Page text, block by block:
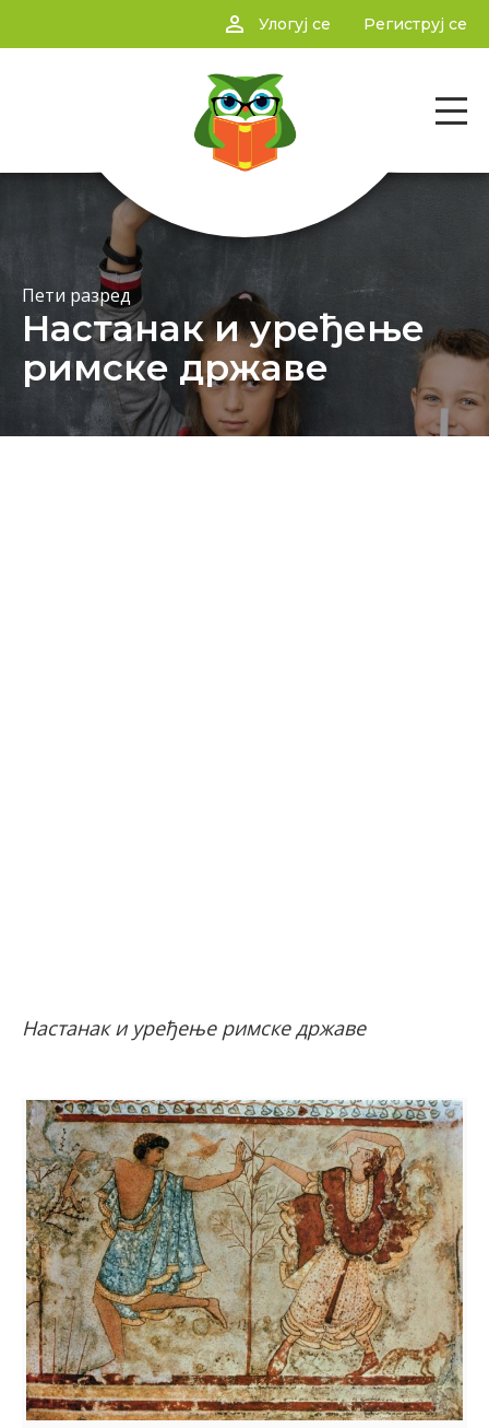
person_outline Улогуј се Региструј се
Пети разред
Настанак и уређење
римске државе
Настанак и уређење римске државе